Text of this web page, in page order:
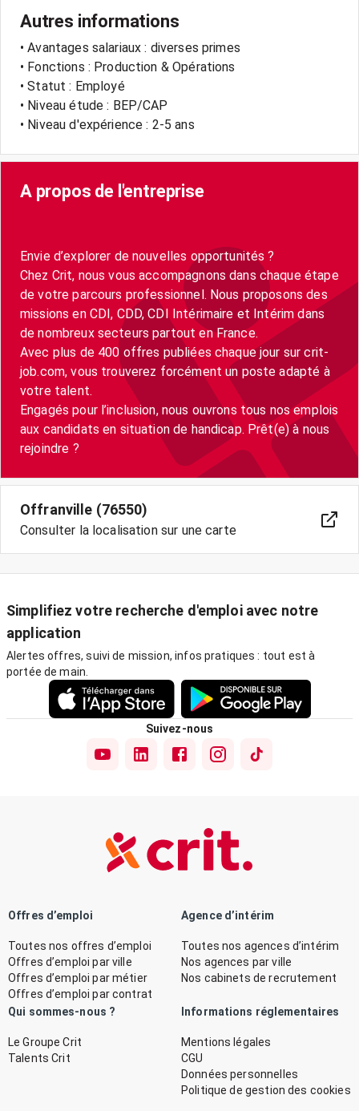
Autres informations
• Avantages salariaux : diverses primes
• Fonctions : Production & Opérations
• Statut : Employé
• Niveau étude : BEP/CAP
• Niveau d'expérience : 2-5 ans
A propos de l'entreprise
Envie d’explorer de nouvelles opportunités ?
Chez Crit, nous vous accompagnons dans chaque étape
de votre parcours professionnel. Nous proposons des
missions en CDI, CDD, CDI Intérimaire et Intérim dans
de nombreux secteurs partout en France.
Avec plus de 400 offres publiées chaque jour sur crit-
job.com, vous trouverez forcément un poste adapté à
votre talent.
Engagés pour l’inclusion, nous ouvrons tous nos emplois
aux candidats en situation de handicap. Prêt(e) à nous
Offranville (76550)
Consulter la localisation sur une carte
Simplifiez votre recherche d'emploi avec notre
application
Alertes offres, suivi de mission, infos pratiques : tout est à
portée de main.
Suivez-nous
Offres d’emploi
Toutes nos offres d’emploi
Offres d’emploi par ville
Offres d’emploi par métier
Offres d’emploi par contrat
Agence d’intérim
Toutes nos agences d’intérim
Nos agences par ville
Nos cabinets de recrutement
Qui sommes-nous ?
Le Groupe Crit
Talents Crit
Informations réglementaires
Mentions légales
CGU
Données personnelles
Politique de gestion des cookies